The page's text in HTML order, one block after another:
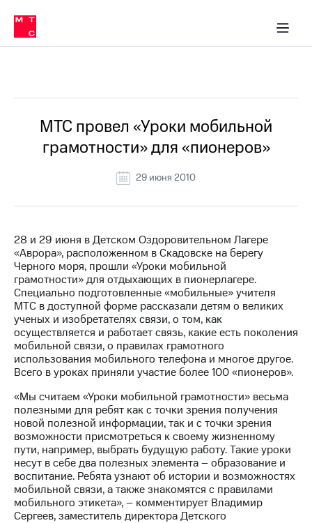
Медиа-центр
и акционерам
Устойчивое развитие
Комплаенс и деловая этика
компании
Карьера
История
компании
Руководство
Контакты
Медиа-центр
Пресс-
релизы
МТС
о технологиях
Достижения
Интервью
Финансовая
отчетность
Контакты
Новости
в
в МТС
Пресс-
релизы
о технологиях
МТС провел «Уроки мобильной
грамотности» для «пионеров»
29 июня 2010
28 и 29 июня в Детском Оздоровительном Лагере
«Аврора», расположенном в Скадовске на берегу
Черного моря, прошли «Уроки мобильной
грамотности» для отдыхающих в пионерлагере.
Специально подготовленные «мобильные» учителя
МТС в доступной форме рассказали детям о великих
ученых и изобретателях связи, о том, как
осуществляется и работает связь, какие есть поколения
мобильной связи, о правилах грамотного
использования мобильного телефона и многое другое.
Всего в уроках приняли участие более 100 «пионеров».
«Мы считаем «Уроки мобильной грамотности» весьма
полезными для ребят как с точки зрения получения
новой полезной информации, так и с точки зрения
возможности присмотреться к своему жизненному
пути, например, выбрать будущую работу. Такие уроки
несут в себе два полезных элемента – образование и
воспитание. Ребята узнают об истории и возможностях
мобильной связи, а также знакомятся с правилами
мобильного этикета», – комментирует Владимир
Сергеев, заместитель директора Детского